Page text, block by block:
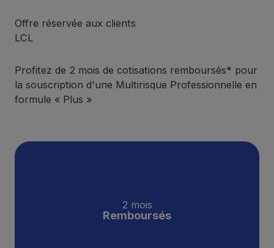
Offre réservée aux clients
LCL
Profitez de 2 mois de cotisations remboursés* pour
la souscription d'une Multirisque Professionnelle en
formule « Plus »
2 mois
Remboursés